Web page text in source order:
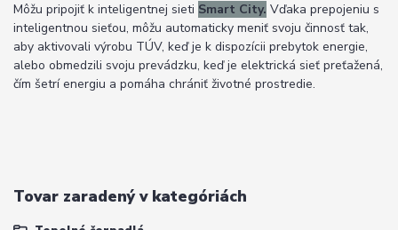
Môžu pripojiť k inteligentnej sieti Smart City. Vďaka prepojeniu s
inteligentnou sieťou, môžu automaticky meniť svoju činnosť tak,
aby aktivovali výrobu TÚV, keď je k dispozícii prebytok energie,
alebo obmedzili svoju prevádzku, keď je elektrická sieť preťažená,
čím šetrí energiu a pomáha chrániť životné prostredie.
Tovar zaradený v kategóriách